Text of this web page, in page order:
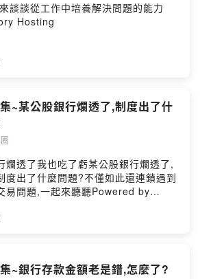
談談從工作中培養解決問題的能力
Hosting
~某公股銀行爛透了,制度出了什
爛透了我也吃了虧某公股銀行爛透了,
度出了什麼問題?不僅如此還連鎖遇到
易問題,一起來聽聽Powered by
~銀行存款金額老是錯,怎麼了?